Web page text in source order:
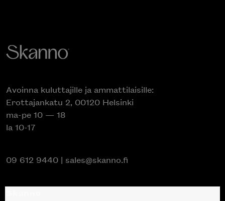
Avoinna kuluttajille ja ammattilaisille:
Erottajankatu 2, 00120 Helsinki
ma-pe 10 — 18
la 10-17
09 612 9440 | sales@skanno.fi